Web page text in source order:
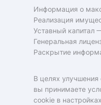
Информация о
Реализация
Уставный капитал
Генеральная
Раскрытие
В целях
вы принимаете
cookie в